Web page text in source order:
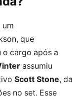
um
que
o cargo após a
assumiu
Scott Stone, da
no set. Esse